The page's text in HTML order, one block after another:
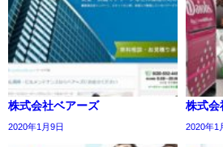
株式会社ベアーズ
2020年1月9日
株式会
2020年1